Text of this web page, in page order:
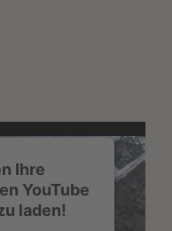
Ihre
YouTube
laden!